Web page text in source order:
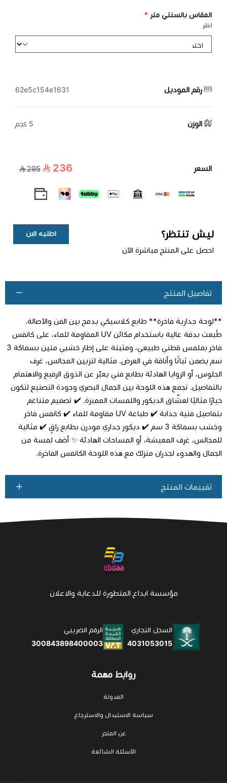
المقاس بالسنتي متر *
اختر
رقم الموديل 62e5c154e1631
الوزن 5 كجم
السعر 236
295
ليش تنتظر؟
احصل على المنتج مباشرة الآن
اطلبه الان
اطلب المنتج
تفاصيل المنتج
**لوحة جدارية فاخرة** طابع كلاسيكي يدمج بين الفن والأصالة.
طُبعت بدقة عالية باستخدام مكائن UV المقاوِمة للماء، على كانفس
فاخر بملمس قطني طبيعي، ومثبتة على إطار خشبي متين بسماكة 3
سم يضمن ثباتًا وأناقة في العرض. مثالية لتزيين المجالس، غرف
الجلوس، أو الزوايا الهادئة بطابع فني يعبّر عن الذوق الرفيع والاهتمام
بالتفاصيل. تجمع هذه اللوحة بين الجمال البصري وجودة التصنيع لتكون
خيارًا مثاليًا لعشّاق الديكور واللمسات المميزة. ✔️ تصميم متناغم
بتفاصيل فنية جذابة ✔️ طباعة UV مقاومة للماء ✔️ كانفس فاخر
وخشب بسماكة 3 سم ✔️ ديكور جداري مودرن بطابع راقٍ ✔️ مثالية
للمجالس، غرف المعيشة، أو المساحات الهادئة ✨ أضف لمسة من
الجمال والهدوء لجدران منزلك مع هذه اللوحة الكانفس الفاخرة.
تقييمات المنتج
روابط مهمة
المدونة
سياسة الاستبدال والاسترجاع
عن المتجر
الأسئلة الشائعة
مؤسسة ابداع المتطورة للدعاية والاعلان
السجل التجاري
4031053015
الرقم الضريبي
300843898400003